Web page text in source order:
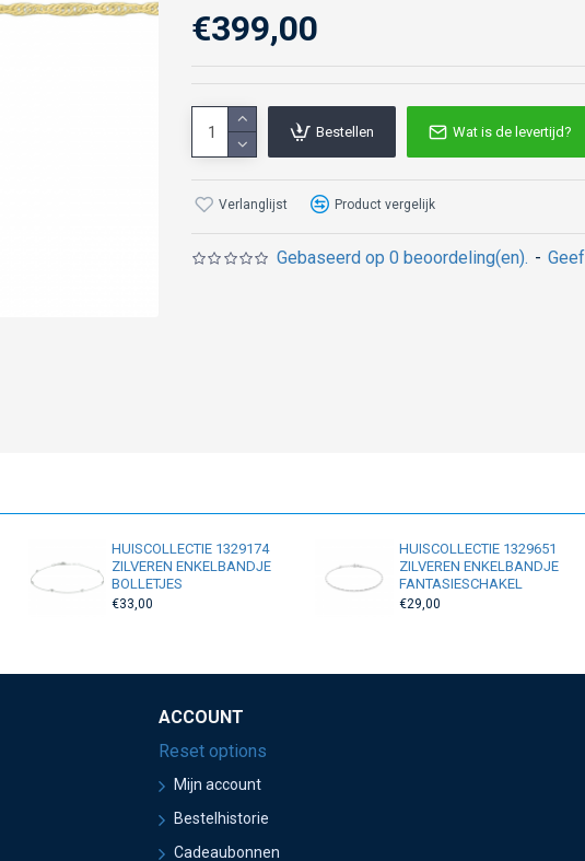
Gebaseerd op 0 beoordeling(en). -
€399,00
Bestellen Wat is de levertijd?
Verlanglijst Product vergelijk
HUISCOLLECTIE 1329174
ZILVEREN ENKELBANDJE
BOLLETJES
€33,00
HUISCOLLECTIE 1329651
ZILVEREN ENKELBANDJE
FANTASIESCHAKEL
€29,00
ACCOUNT
Reset options
Mijn account
Bestelhistorie
Cadeaubonnen